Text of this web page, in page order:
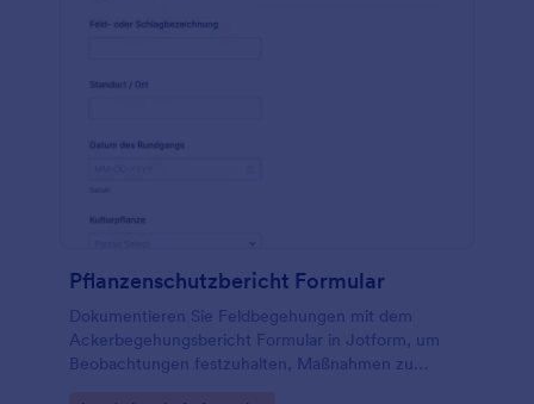
Pflanzenschutzbericht Formular
Dokumentieren Sie Feldbegehungen mit dem
Ackerbegehungsbericht Formular in Jotform, um
Beobachtungen festzuhalten, Maßnahmen zu